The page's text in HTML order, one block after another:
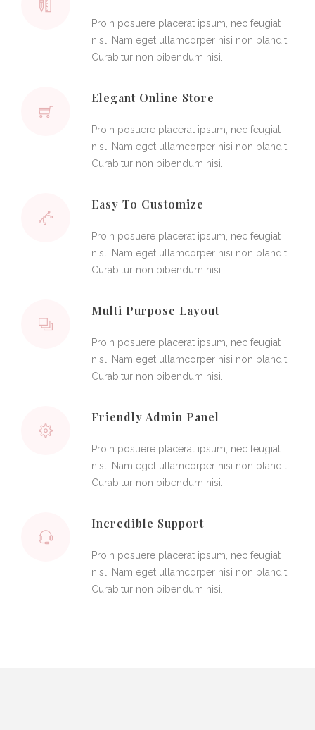
Proin posuere placerat ipsum, nec feugiat
nisl. Nam eget ullamcorper nisi non blandit.
Curabitur non bibendum nisi.
Elegant Online Store
Proin posuere placerat ipsum, nec feugiat
nisl. Nam eget ullamcorper nisi non blandit.
Curabitur non bibendum nisi.
Easy To Customize
Proin posuere placerat ipsum, nec feugiat
nisl. Nam eget ullamcorper nisi non blandit.
Curabitur non bibendum nisi.
Multi Purpose Layout
Proin posuere placerat ipsum, nec feugiat
nisl. Nam eget ullamcorper nisi non blandit.
Curabitur non bibendum nisi.
Friendly Admin Panel
Proin posuere placerat ipsum, nec feugiat
nisl. Nam eget ullamcorper nisi non blandit.
Curabitur non bibendum nisi.
Incredible Support
Proin posuere placerat ipsum, nec feugiat
nisl. Nam eget ullamcorper nisi non blandit.
Curabitur non bibendum nisi.